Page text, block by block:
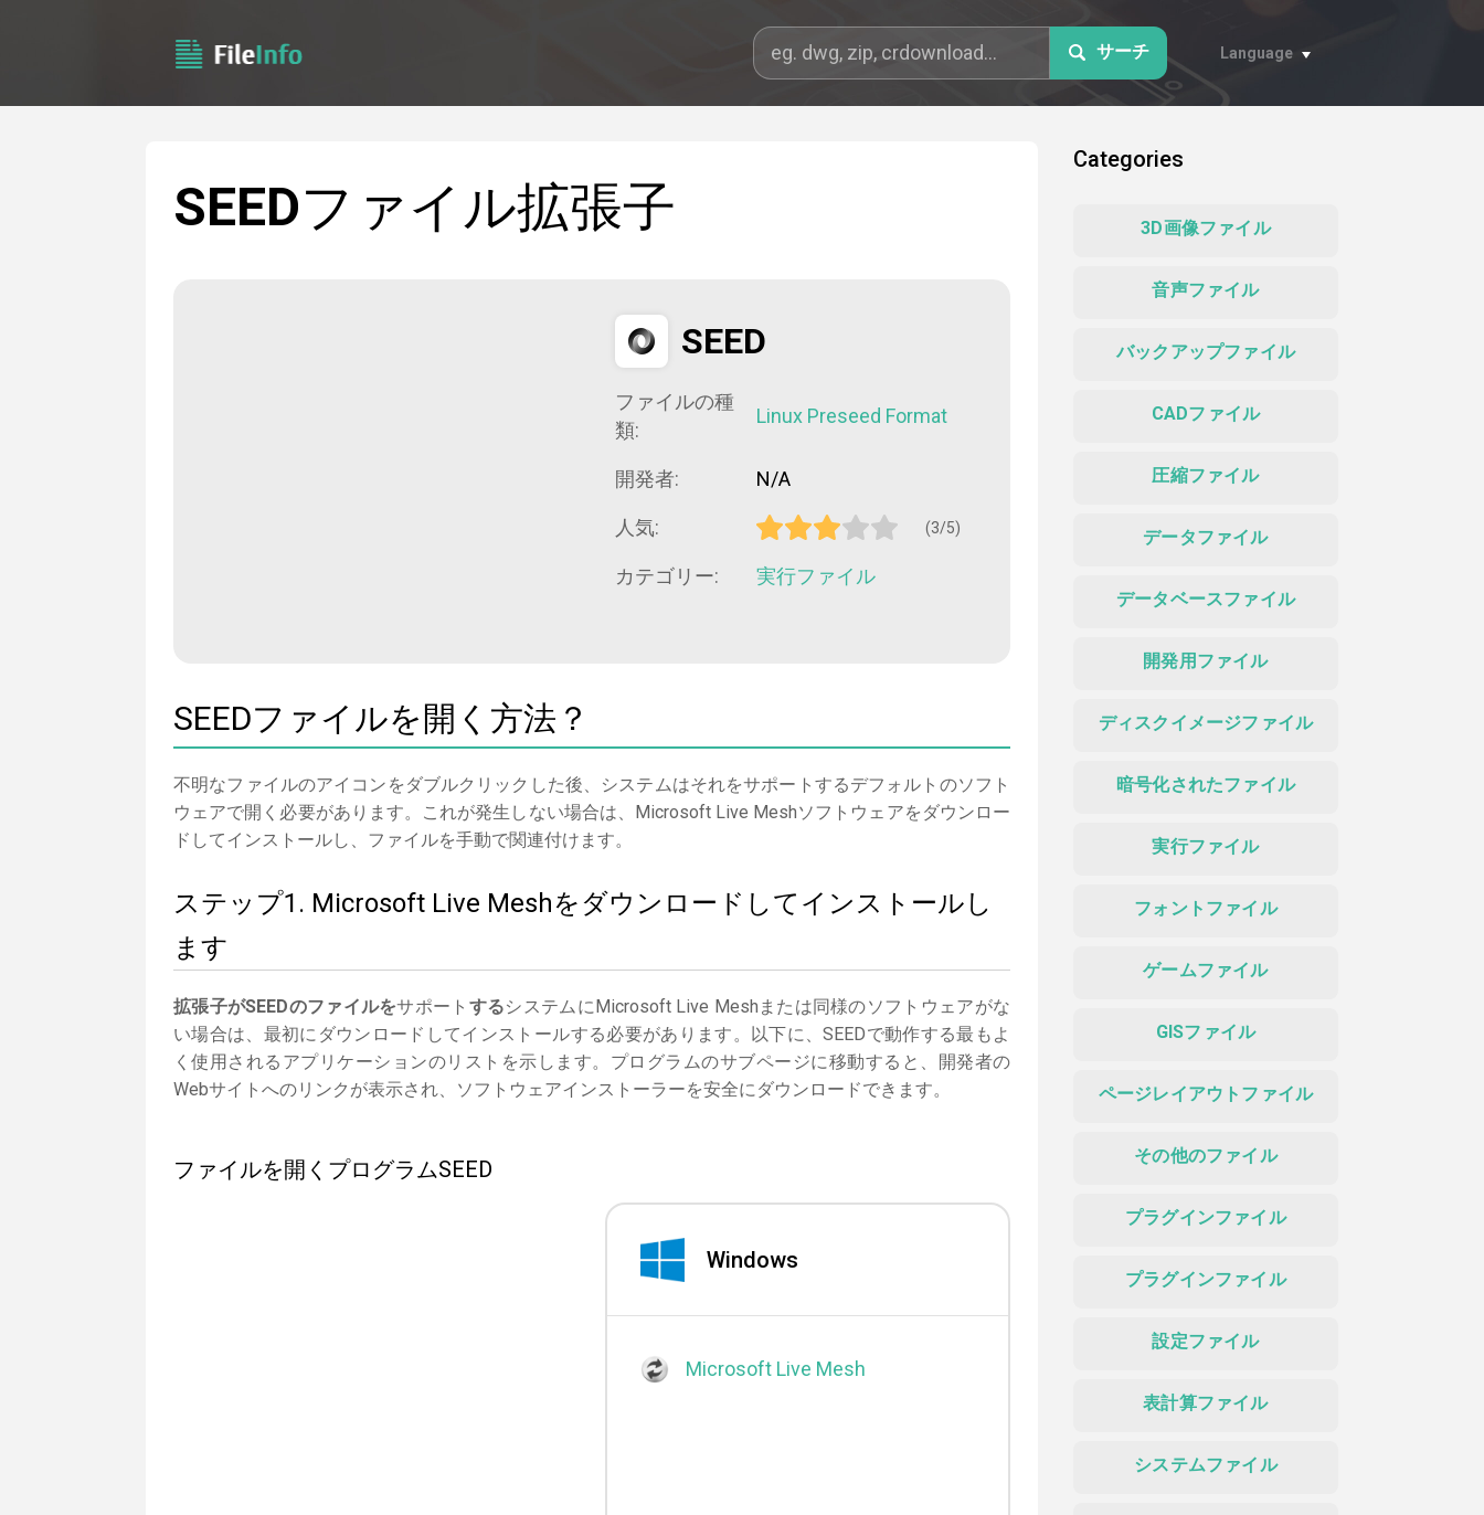
サーチ Language
SEEDファイル拡張子
SEED
ファイルの種
類:
Linux Preseed Format
開発者: N/A
人気: (3/5)
カテゴリー: 実行ファイル
SEEDファイルを開く方法？
不明なファイルのアイコンをダブルクリックした後、システムはそれをサポートするデフォルトのソフト
ウェアで開く必要があります。これが発生しない場合は、Microsoft Live Meshソフトウェアをダウンロー
ドしてインストールし、ファイルを手動で関連付けます。
ステップ1. Microsoft Live Meshをダウンロードしてインストールし
ます
拡張子がSEEDのファイルをサポート するシステムにMicrosoft Live Meshまたは同様のソフトウェアがな
い場合は、最初にダウンロードしてインストールする必要があります。以下に、SEEDで動作する最もよ
く使用されるアプリケーションのリストを示します。プログラムのサブページに移動すると、開発者の
Webサイトへのリンクが表示され、ソフトウェアインストーラーを安全にダウンロードできます。
ファイルを開くプログラムSEED
Windows
Microsoft Live Mesh
Categories
3D画像ファイル
音声ファイル
バックアップファイル
CADファイル
圧縮ファイル
データファイル
データベースファイル
開発用ファイル
ディスクイメージファイル
暗号化されたファイル
実行ファイル
フォントファイル
ゲームファイル
GISファイル
ページレイアウトファイル
その他のファイル
プラグインファイル
プラグインファイル
設定ファイル
表計算ファイル
システムファイル